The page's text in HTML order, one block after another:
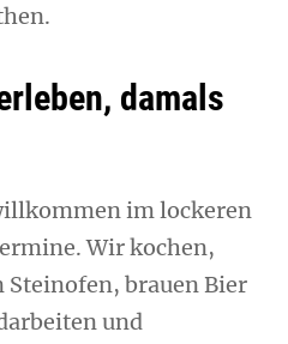
damals
im lockeren
Wir kochen,
Steinofen, brauen Bier
und